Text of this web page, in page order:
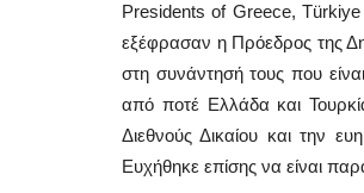
Presidents of Greece, Türkiye
εξέφρασαν η Πρόεδρος της
στη συνάντησή τους που
από ποτέ Ελλάδα και
Διεθνούς Δικαίου και την
Ευχήθηκε επίσης να είναι